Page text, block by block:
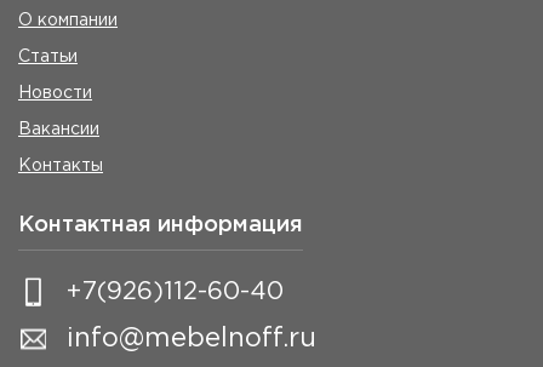
О компании
Статьи
Новости
Вакансии
Контакты
Контактная информация
+7(926)112-60-40
info@mebelnoff.ru